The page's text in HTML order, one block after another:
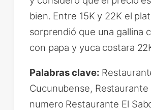
bien. Entre 15K y 22K el
sorprendió que una gallina
con papa y yuca costara
Palabras clave:
Cucunubense, Restaurante
numero Restaurante El